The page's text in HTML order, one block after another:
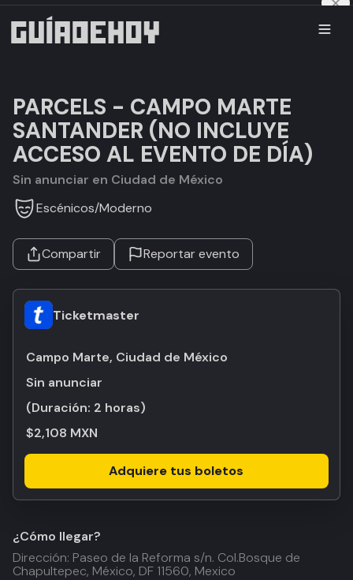
PARCELS - CAMPO MARTE
SANTANDER (NO INCLUYE
ACCESO AL EVENTO DE DÍA)
Sin anunciar en Ciudad de México
Escénicos/Moderno
Compartir Reportar evento
Ticketmaster
Campo Marte, Ciudad de México
Sin anunciar
(Duración: 2 horas)
$2,108 MXN
Adquiere tus boletos
¿Cómo llegar?
Dirección: Paseo de la Reforma s/n. Col.Bosque de
Chapultepec, México, DF 11560, Mexico